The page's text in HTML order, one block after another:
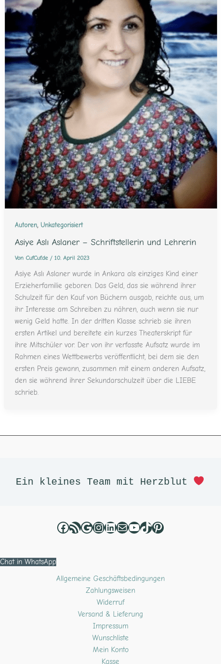
Autoren, Unkategorisiert
Asiye Aslı Aslaner – Schriftstellerin und Lehrerin
Von CufCuf.de / 10. April 2023
Asiye Aslı Aslaner wurde in Ankara als einziges Kind einer
Erzieherfamilie geboren. Das Geld, das sie während ihrer
Schulzeit für den Kauf von Büchern ausgab, reichte aus, um
ihr Interesse am Schreiben zu nähren, auch wenn sie nur
wenig Geld hatte. In der dritten Klasse schrieb sie ihren
ersten Artikel und bereitete ein kurzes Theaterskript für
ihre Mitschüler vor. Der von ihr verfasste Aufsatz wurde im
Rahmen eines Wettbewerbs veröffentlicht, bei dem sie den
ersten Preis gewann, zusammen mit einem anderen Aufsatz,
den sie während ihrer Sekundarschulzeit über die LIEBE
schrieb.
Ein kleines Team mit Herzblut
Chat in WhatsApp
Allgemeine Geschäftsbedingungen
Zahlungsweisen
Widerruf
Versand & Lieferung
Impressum
Wunschliste
Mein Konto
Kasse